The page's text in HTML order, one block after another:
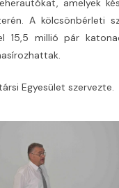
amelyek
A kölcsönbérleti
15,5 millió pár
Egyesület szervezte.